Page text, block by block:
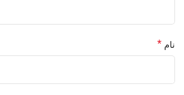
نام *